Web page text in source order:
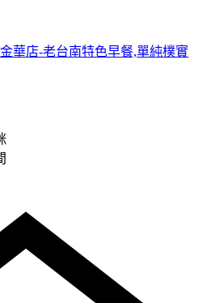
華店-老台南特色早餐,單純樸實